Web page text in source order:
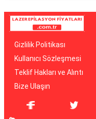
Gizlilik Politikası
Kullanıcı Sözleşmesi
Teklif Hakları ve Alıntı
Bize Ulaşın